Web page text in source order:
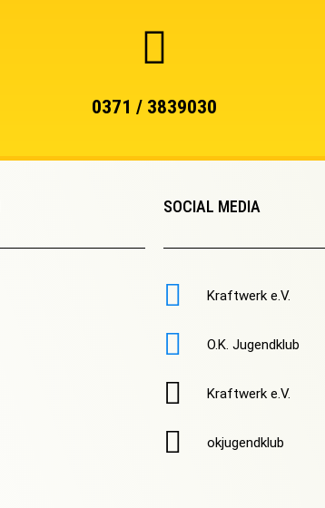
0371 / 3839030
SOCIAL MEDIA
Kraftwerk e.V.
O.K. Jugendklub
Kraftwerk e.V.
okjugendklub